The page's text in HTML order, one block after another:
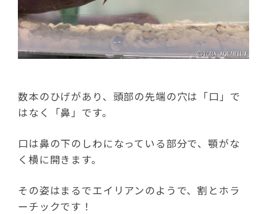
数本のひげがあり、頭部の先端の穴は「口」で
はなく「鼻」です。
口は鼻の下のしわになっている部分で、顎がな
く横に開きます。
その姿はまるでエイリアンのようで、割とホラ
ーチックです！